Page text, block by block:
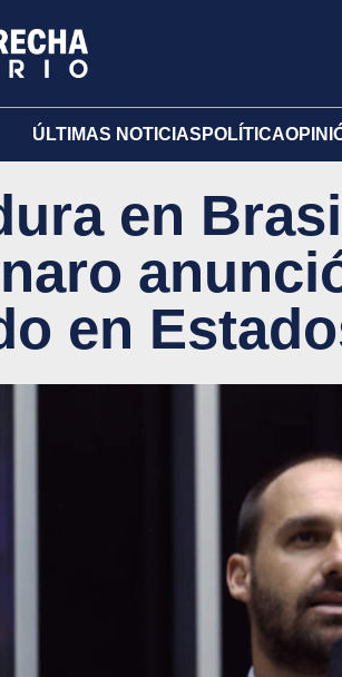
ÚLTIMAS NOTICIAS POLÍTICA
en
en